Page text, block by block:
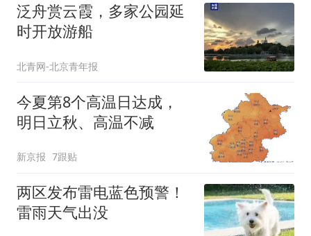
泛舟赏云霞，多家公园延
时开放游船
北青网-北京青年报
今夏第8个高温日达成，
明日立秋、高温不减
新京报 7跟贴
两区发布雷电蓝色预警！
雷雨天气出没